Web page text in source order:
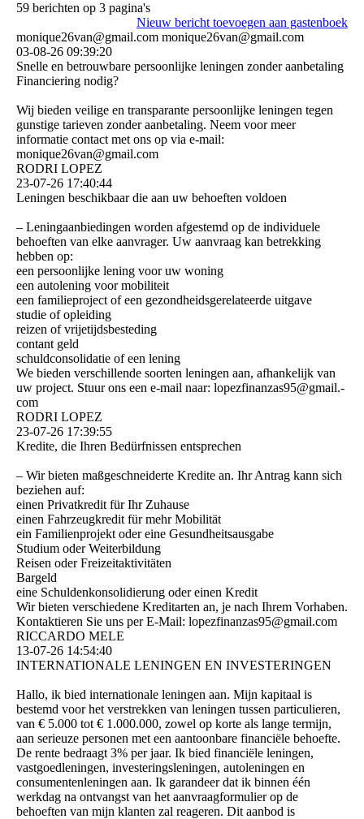
59 berichten op 3 pagina's
Nieuw bericht toevoegen aan gastenboek
monique26van@gmail.com monique26van@gmail.com
03-08-26 09:39:20
Snelle en betrouwbare persoonlijke leningen zonder aanbetaling
Financiering nodig?
Wij bieden veilige en transparante persoonlijke leningen tegen
gunstige tarieven zonder aanbetaling. Neem voor meer
informatie contact met ons op via e-mail:
monique26van@gmail.com
RODRI LOPEZ
23-07-26 17:40:44
Leningen beschikbaar die aan uw behoeften voldoen
– Leningaanbiedingen worden afgestemd op de individuele
behoeften van elke aanvrager. Uw aanvraag kan betrekking
hebben op:
een persoonlijke lening voor uw woning
een autolening voor mobiliteit
een familieproject of een gezondheidsgerelateerde uitgave
studie of opleiding
reizen of vrijetijdsbesteding
contant geld
schuldconsolidatie of een lening
We bieden verschillende soorten leningen aan, afhankelijk van
uw project. Stuur ons een e-mail naar: lopezfinanzas95@­gmail.­
com
RODRI LOPEZ
23-07-26 17:39:55
Kredite, die Ihren Bedürfnissen entsprechen
– Wir bieten maßgeschneiderte Kredite an. Ihr Antrag kann sich
beziehen auf:
einen Privatkredit für Ihr Zuhause
einen Fahrzeugkredit für mehr Mobilität
ein Familienprojekt oder eine Gesundheitsausgabe
Studium oder Weiterbildung
Reisen oder Freizeitaktivitäten
Bargeld
eine Schuldenkonsolidierung oder einen Kredit
Wir bieten verschiedene Kreditarten an, je nach Ihrem Vorhaben.
Kontaktieren Sie uns per E-Mail: lopezfinanzas95@­gmail.­com
RICCARDO MELE
13-07-26 14:54:40
INTERNATIONALE LENINGEN EN INVESTERINGEN
Hallo, ik bied internationale leningen aan. Mijn kapitaal is
bestemd voor het verstrekken van leningen tussen particulieren,
van € 5.000 tot € 1.000.000, zowel op korte als lange termijn,
aan serieuze personen met een aantoonbare financiële behoefte.
De rente bedraagt ​​3% per jaar. Ik bied financiële leningen,
vastgoedleningen, investeringsleningen, autoleningen en
consumentenleningen aan. Ik garandeer dat ik binnen één
werkdag na ontvangst van het aanvraagformulier op de
behoeften van mijn klanten zal reageren. Dit aanbod is